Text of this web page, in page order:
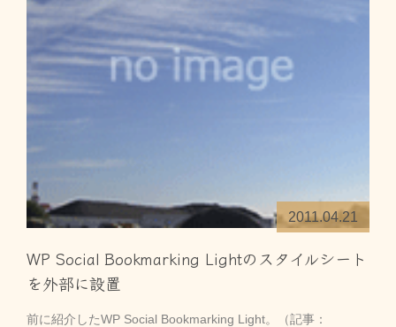
2011.04.21
WP Social Bookmarking Lightのスタイルシート
を外部に設置
前に紹介したWP Social Bookmarking Light。（記事：